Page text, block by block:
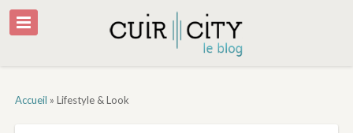
Accueil » Lifestyle & Look